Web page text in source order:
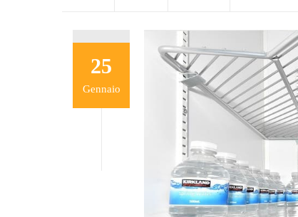
25
Gennaio